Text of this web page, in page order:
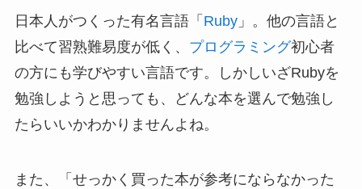
日本人がつくった有名言語「 Ruby」。他の言語と
比べて習熟難易度が低く、 プログラミング初心者
の方にも学びやすい言語です。しかしいざRubyを
勉強しようと思っても、どんな本を選んで勉強し
たらいいかわかりませんよね。
また、「せっかく買った本が参考にならなかった